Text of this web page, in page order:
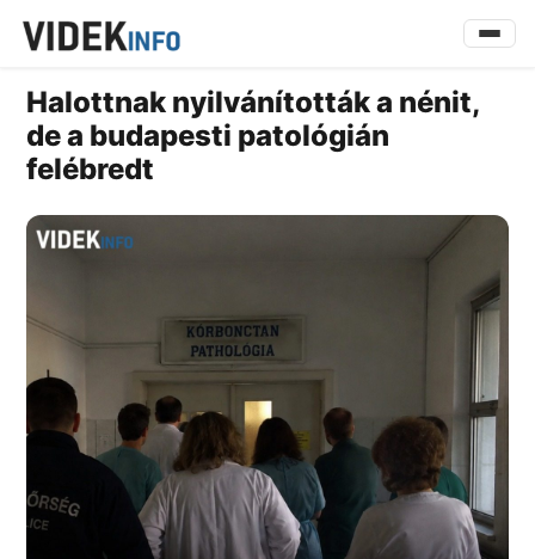
Halottnak nyilvánították a nénit,
de a budapesti patológián
felébredt